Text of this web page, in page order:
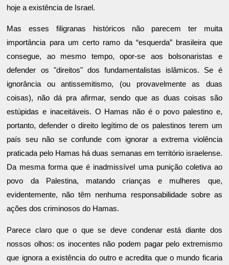
hoje a existência de Israel.
Mas esses filigranas históricos não parecem ter muita
importância para um certo ramo da “esquerda” brasileira que
consegue, ao mesmo tempo, opor-se aos bolsonaristas e
defender os "direitos" dos fundamentalistas islâmicos. Se é
ignorância ou antissemitismo, (ou provavelmente as duas
coisas), não dá pra afirmar, sendo que as duas coisas são
estúpidas e inaceitáveis. O Hamas não é o povo palestino e,
portanto, defender o direito legítimo de os palestinos terem um
país seu não se confunde com ignorar a extrema violência
praticada pelo Hamas há duas semanas em território israelense.
Da mesma forma que é inadmissível uma punição coletiva ao
povo da Palestina, matando crianças e mulheres que,
evidentemente, não têm nenhuma responsabilidade sobre as
ações dos criminosos do Hamas.
Parece claro que o que se deve condenar está diante dos
nossos olhos: os inocentes não podem pagar pelo extremismo
que ignora a existência do outro e acredita que o mundo ficaria